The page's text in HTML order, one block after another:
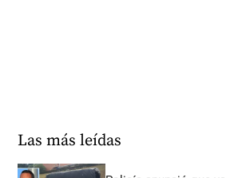
Las más leídas